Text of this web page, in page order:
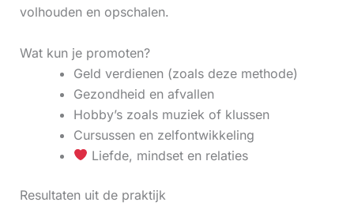
volhouden en opschalen.
Wat kun je promoten?
Geld verdienen (zoals deze methode)
Gezondheid en afvallen
Hobby’s zoals muziek of klussen
Cursussen en zelfontwikkeling
Liefde, mindset en relaties
Resultaten uit de praktijk